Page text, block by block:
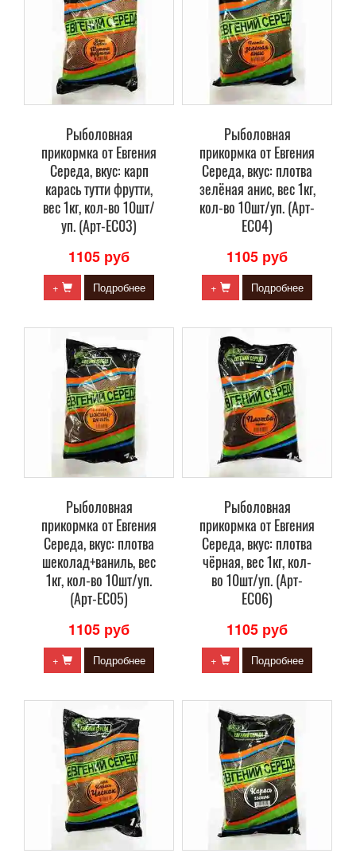
Рыболовная
прикормка от Евгения
Середа, вкус: карп
карась тутти фрутти,
вес 1кг, кол-во 10шт/
уп. (Арт-ЕС03)
1105 руб
+ Подробнее
Рыболовная
прикормка от Евгения
Середа, вкус: плотва
зелёная анис, вес 1кг,
кол-во 10шт/уп. (Арт-
ЕС04)
1105 руб
+ Подробнее
Рыболовная
прикормка от Евгения
Середа, вкус: плотва
шеколад+ваниль, вес
1кг, кол-во 10шт/уп.
(Арт-ЕС05)
1105 руб
+ Подробнее
Рыболовная
прикормка от Евгения
Середа, вкус: плотва
чёрная, вес 1кг, кол-
во 10шт/уп. (Арт-
ЕС06)
1105 руб
+ Подробнее